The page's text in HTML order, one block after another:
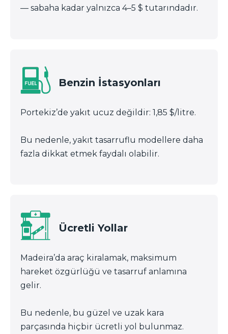
— sabaha kadar yalnızca 4–5 $ tutarındadır.
Benzin İstasyonları
Portekiz’de yakıt ucuz değildir: 1,85 $/litre.
Bu nedenle, yakıt tasarruflu modellere daha
fazla dikkat etmek faydalı olabilir.
Ücretli Yollar
Madeira’da araç kiralamak, maksimum
hareket özgürlüğü ve tasarruf anlamına
gelir.
Bu nedenle, bu güzel ve uzak kara
parçasında hiçbir ücretli yol bulunmaz.